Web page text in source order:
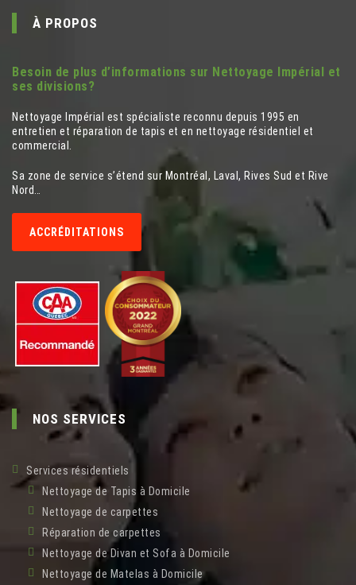
À PROPOS
Besoin de plus d’informations sur Nettoyage Impérial et
ses divisions?
Nettoyage Impérial est spécialiste reconnu depuis 1995 en
entretien et réparation de tapis et en nettoyage résidentiel et
commercial.
Sa zone de service s’étend sur Montréal, Laval, Rives Sud et Rive
Nord…
ACCRÉDITATIONS
NOS SERVICES
Services résidentiels
Nettoyage de Tapis à Domicile
Nettoyage de carpettes
Réparation de carpettes
Nettoyage de Divan et Sofa à Domicile
Nettoyage de Matelas à Domicile